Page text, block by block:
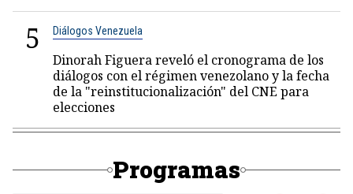
5 Diálogos Venezuela
Dinorah Figuera reveló el cronograma de los
diálogos con el régimen venezolano y la fecha
de la "reinstitucionalización" del CNE para
elecciones
Programas